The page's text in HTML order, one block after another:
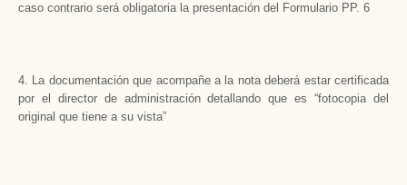
caso contrario será obligatoria la presentación del Formulario PP. 6
4. La documentación que acompañe a la nota deberá estar certificada
por el director de administración detallando que es “fotocopia del
original que tiene a su vista”